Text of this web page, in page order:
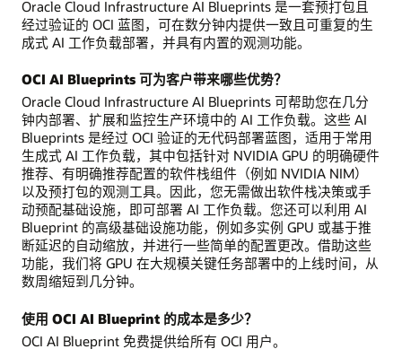
Oracle Cloud Infrastructure AI Blueprints 是一套预打包且
经过验证的 OCI 蓝图，可在数分钟内提供一致且可重复的生
成式 AI 工作负载部署，并具有内置的观测功能。
OCI AI Blueprints 可为客户带来哪些优势？
Oracle Cloud Infrastructure AI Blueprints 可帮助您在几分
钟内部署、扩展和监控生产环境中的 AI 工作负载。这些 AI
Blueprints 是经过 OCI 验证的无代码部署蓝图，适用于常用
生成式 AI 工作负载，其中包括针对 NVIDIA GPU 的明确硬件
推荐、有明确推荐配置的软件栈组件（例如 NVIDIA NIM）
以及预打包的观测工具。因此，您无需做出软件栈决策或手
动预配基础设施，即可部署 AI 工作负载。您还可以利用 AI
Blueprint 的高级基础设施功能，例如多实例 GPU 或基于推
断延迟的自动缩放，并进行一些简单的配置更改。借助这些
功能，我们将 GPU 在大规模关键任务部署中的上线时间，从
数周缩短到几分钟。
使用 OCI AI Blueprint 的成本是多少？
OCI AI Blueprint 免费提供给所有 OCI 用户。